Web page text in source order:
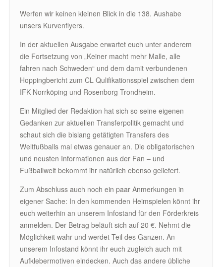
Werfen wir keinen kleinen Blick in die 138. Aushabe
unsers Kurvenflyers.
In der aktuellen Ausgabe erwartet euch unter anderem
die Fortsetzung von „Keiner macht mehr Malle, alle
fahren nach Schweden“ und dem damit verbundenen
Hoppingbericht zum CL Qulifikationsspiel zwischen dem
IFK Norrköping und Rosenborg Trondheim.
Ein Mitglied der Redaktion hat sich so seine eigenen
Gedanken zur aktuellen Transferpolitik gemacht und
schaut sich die bislang getätigten Transfers des
Weltfußballs mal etwas genauer an. Die obligatorischen
und neusten Informationen aus der Fan – und
Fußballwelt bekommt ihr natürlich ebenso geliefert.
Zum Abschluss auch noch ein paar Anmerkungen in
eigener Sache: In den kommenden Heimspielen könnt ihr
euch weiterhin an unserem Infostand für den Förderkreis
anmelden. Der Betrag beläuft sich auf 20 €. Nehmt die
Möglichkeit wahr und werdet Teil des Ganzen. An
unserem Infostand könnt ihr euch zugleich auch mit
Aufklebermotiven eindecken. Auch das andere übliche